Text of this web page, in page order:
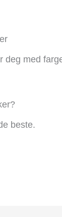
deg med
beste.